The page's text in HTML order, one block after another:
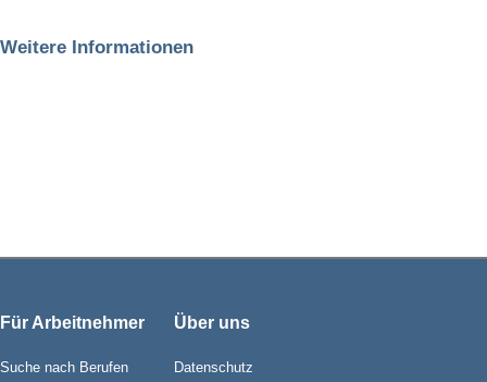
Weitere Informationen
Für Arbeitnehmer
Suche nach Berufen
Über uns
Datenschutz